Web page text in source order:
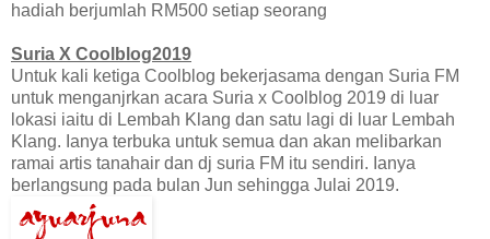
hadiah berjumlah RM500 setiap seorang
Suria X Coolblog2019
Untuk kali ketiga Coolblog bekerjasama dengan Suria FM
untuk menganjrkan acara Suria x Coolblog 2019 di luar
lokasi iaitu di Lembah Klang dan satu lagi di luar Lembah
Klang. Ianya terbuka untuk semua dan akan melibarkan
ramai artis tanahair dan dj suria FM itu sendiri. Ianya
berlangsung pada bulan Jun sehingga Julai 2019.